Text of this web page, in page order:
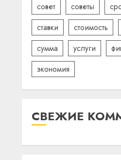
совет
советы
ставки
стоимость
сумма
услуги
экономия
СВЕЖИЕ